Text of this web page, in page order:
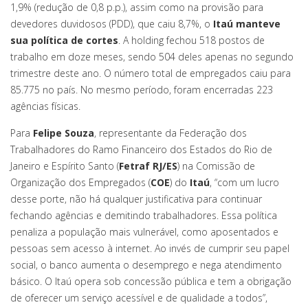
1,9% (redução de 0,8 p.p.), assim como na provisão para
devedores duvidosos (PDD), que caiu 8,7%, o Itaú manteve
sua política de cortes. A holding fechou 518 postos de
trabalho em doze meses, sendo 504 deles apenas no segundo
trimestre deste ano. O número total de empregados caiu para
85.775 no país. No mesmo período, foram encerradas 223
agências físicas.
Para Felipe Souza, representante da Federação dos
Trabalhadores do Ramo Financeiro dos Estados do Rio de
Janeiro e Espírito Santo (Fetraf RJ/ES) na Comissão de
Organização dos Empregados (COE) do Itaú, “com um lucro
desse porte, não há qualquer justificativa para continuar
fechando agências e demitindo trabalhadores. Essa política
penaliza a população mais vulnerável, como aposentados e
pessoas sem acesso à internet. Ao invés de cumprir seu papel
social, o banco aumenta o desemprego e nega atendimento
básico. O Itaú opera sob concessão pública e tem a obrigação
de oferecer um serviço acessível e de qualidade a todos”,